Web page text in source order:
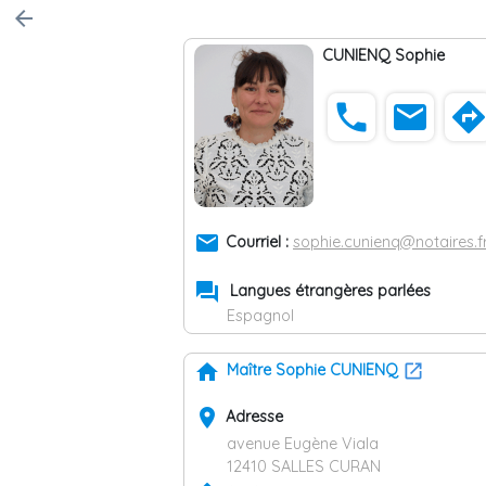
arrow_back
CUNIENQ Sophie
phone email directions
email Courriel :
forum
Langues étrangères parlées
Espagnol
home Maître Sophie CUNIENQ
place Adresse
avenue Eugène Viala
12410 SALLES CURAN